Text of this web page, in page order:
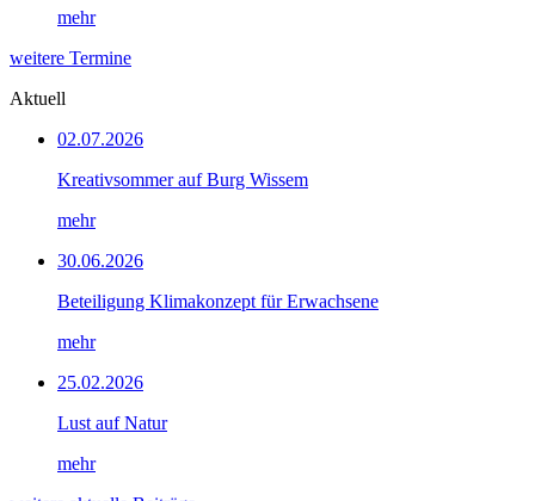
mehr
weitere Termine
Aktuell
02.07.2026
Kreativsommer auf Burg Wissem
mehr
30.06.2026
Beteiligung Klimakonzept für Erwachsene
mehr
25.02.2026
Lust auf Natur
mehr